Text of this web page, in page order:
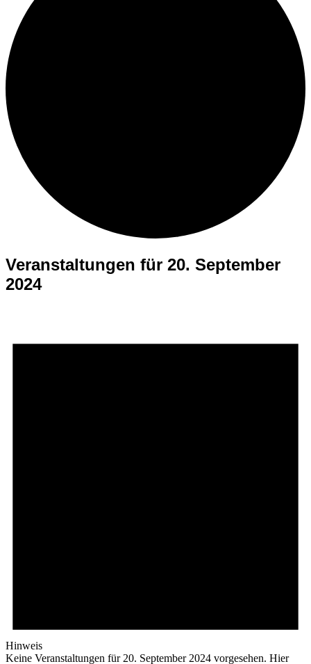
Veranstaltungen für 20. September
2024
Hinweis
Keine Veranstaltungen für 20. September 2024 vorgesehen. Hier